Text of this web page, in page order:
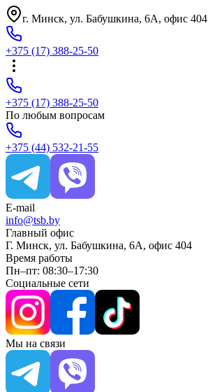
г. Минск, ул. Бабушкина, 6A, офис 404
+375 (17) 388-25-50
+375 (17) 388-25-50
По любым вопросам
+375 (44) 532-21-55
E-mail
info@tsb.by
Главный офис
Г. Минск, ул. Бабушкина, 6A, офис 404
Время работы
Пн–пт: 08:30–17:30
Социальные сети
Мы на связи